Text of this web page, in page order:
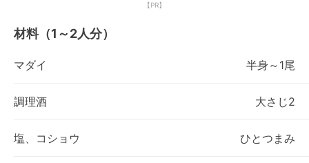
【PR】
材料（1～2人分）
マダイ 半身～1尾
調理酒 大さじ2
塩、コショウ ひとつまみ